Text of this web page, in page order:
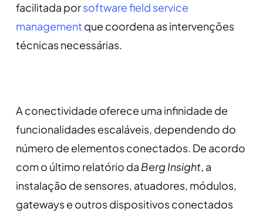
facilitada porsoftware field service
management que coordena as intervenções
técnicas necessárias.
A conectividade oferece uma infinidade de
funcionalidades escaláveis, dependendo do
número de elementos conectados. De acordo
com o último relatório da Berg Insight, a
instalação de sensores, atuadores, módulos,
gateways e outros dispositivos conectados